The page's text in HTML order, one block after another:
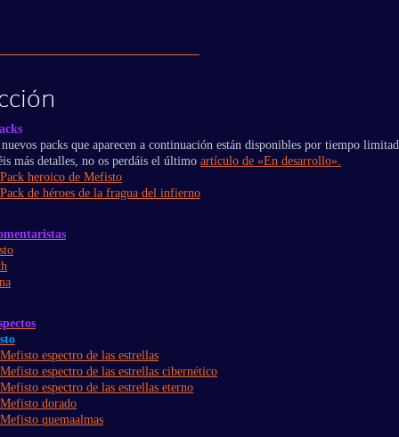
nuevos packs que aparecen a continuación están disponibles por tiempo
más detalles, no os perdáis el último artículo de «En desarrollo».
Pack heroico de Mefisto
Pack de héroes de la fragua del infierno
Mefisto espectro de las estrellas
Mefisto espectro de las estrellas cibernético
Mefisto espectro de las estrellas eterno
Mefisto dorado
Mefisto quemaalmas